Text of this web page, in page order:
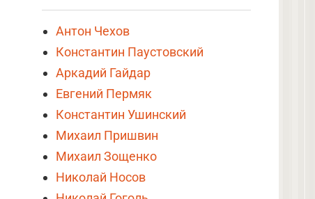
Антон Чехов
Константин Паустовский
Аркадий Гайдар
Евгений Пермяк
Константин Ушинский
Михаил Пришвин
Михаил Зощенко
Николай Носов